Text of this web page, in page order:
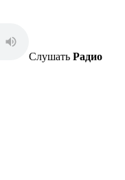
Слушать Радио